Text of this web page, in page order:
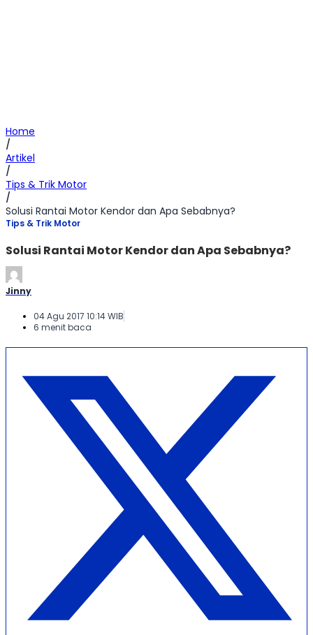
Home
/
Artikel
/
Tips & Trik Motor
/
Solusi Rantai Motor Kendor dan Apa Sebabnya?
Tips & Trik Motor
Solusi Rantai Motor Kendor dan Apa Sebabnya?
Jinny
04 Agu 2017 10:14 WIB
6 menit baca